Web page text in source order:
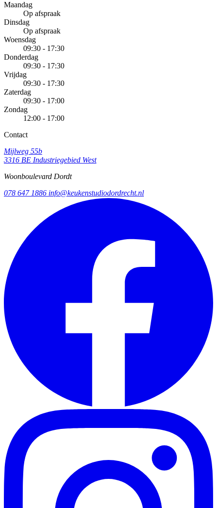
Maandag
Op afspraak
Dinsdag
Op afspraak
Woensdag
09:30 - 17:30
Donderdag
09:30 - 17:30
Vrijdag
09:30 - 17:30
Zaterdag
09:30 - 17:00
Zondag
12:00 - 17:00
Contact
Mijlweg 55b
3316 BE Industriegebied West
Woonboulevard Dordt
078 647 1886 info@keukenstudiodordrecht.nl